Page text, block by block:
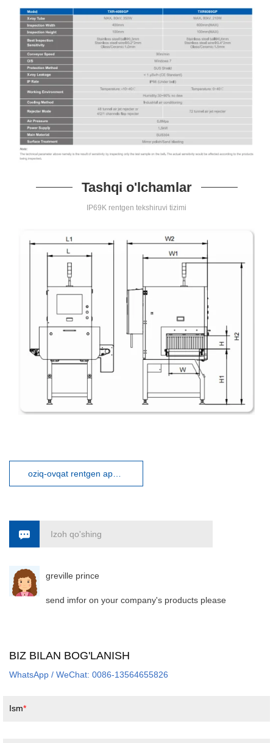
Tashqi o'lchamlar
IP69K rentgen tekshiruvi tizimi
Izoh qo'shing
greville prince
send imfor on your company's products please
BIZ BILAN BOG'LANISH
WhatsApp / WeChat: 0086-13564655826
Ism